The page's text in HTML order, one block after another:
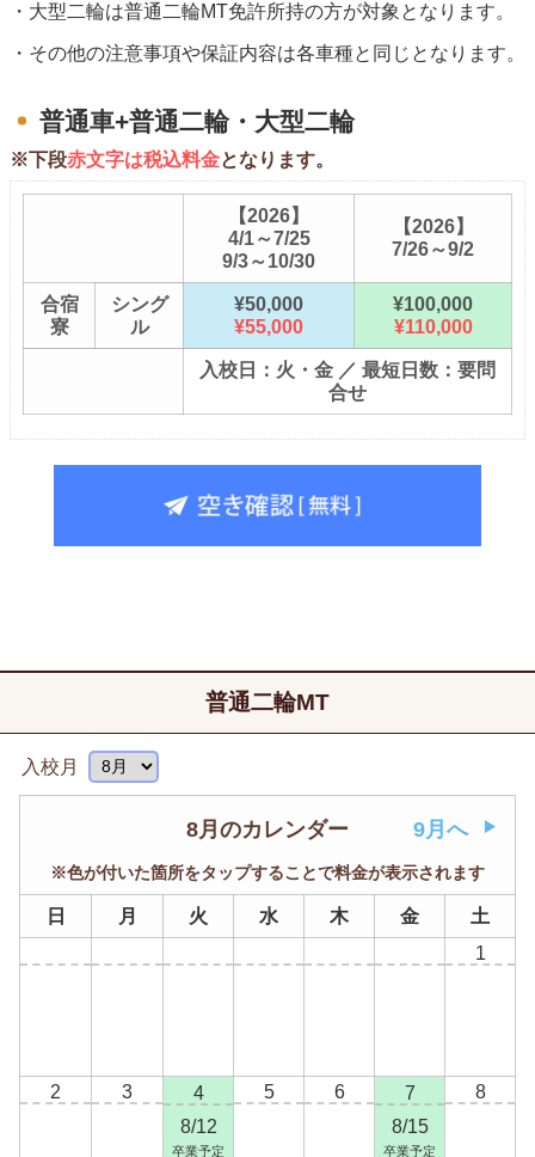
大型二輪は普通二輪MT免許所持の方が対象となります。
その他の注意事項や保証内容は各車種と同じとなります。
普通車+普通二輪・大型二輪
※下段赤文字は税込料金となります。
【2026】
4/1～7/25
9/3～10/30
【2026】
7/26～9/2
合宿
寮
シング
ル
¥50,000
¥55,000
¥100,000
¥110,000
入校日：火・金 ／ 最短日数：要問
合せ
普通二輪MT
入校月
8月のカレンダー 9月へ
※色が付いた箇所をタップすることで料金が表示されます
日 月 火 水 木 金
土
1
2 3
4
8/12
卒業予定
5 6
7
8/15
卒業予定
8